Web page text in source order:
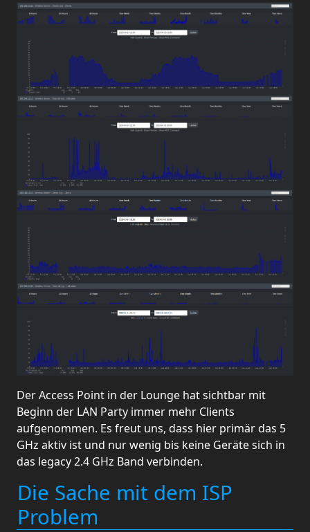
Der Access Point in der Lounge hat sichtbar mit
Beginn der LAN Party immer mehr Clients
aufgenommen. Es freut uns, dass hier primär das 5
GHz aktiv ist und nur wenig bis keine Geräte sich in
das legacy 2.4 GHz Band verbinden.
Die Sache mit dem ISP
Problem